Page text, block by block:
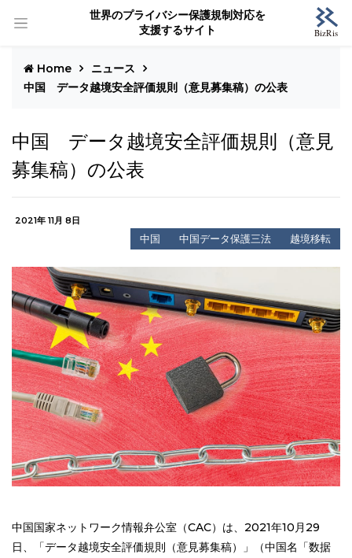
世界のプライバシー保護規制対応を
支援するサイト
Home
ニュース
中国 データ越境安全評価規則（意見募集稿）の公表
中国 データ越境安全評価規則（意見
募集稿）の公表
2021年 11月 8日
中国 中国データ保護三法 越境移転
中国国家ネットワーク情報弁公室（CAC）は、2021年10月29
日、「データ越境安全評価規則（意見募集稿）」（中国名「数据